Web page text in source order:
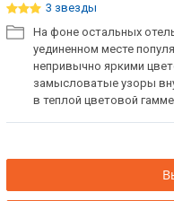
3 звезды
На фоне остальных
уединенном месте
непривычно яркими
замысловатые узоры
в теплой цветовой
вечером насладиться